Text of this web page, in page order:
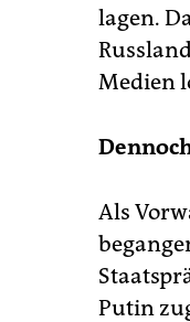
lagen.
Medien
Als
Putin